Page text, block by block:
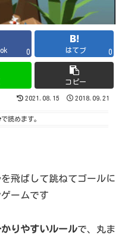
0 はてブ 0
コピー
2021.08.15 2018.09.21
で読めます。
飛ばして跳ねてゴールに
ームです
りやすいルールで、丸ま